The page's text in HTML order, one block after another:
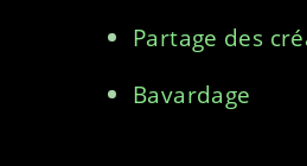
Partage des
Bavardage